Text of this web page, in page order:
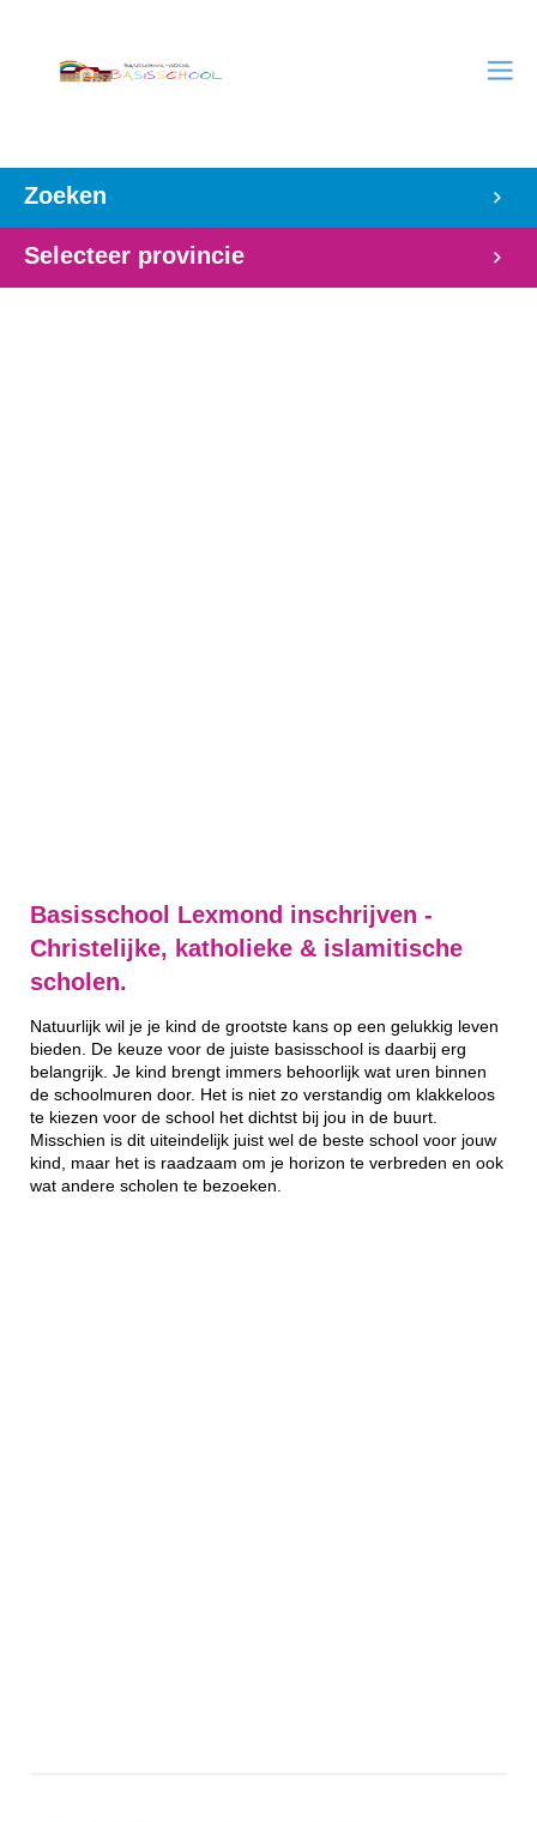
Zoeken
Selecteer provincie
Basisschool Lexmond inschrijven -
Christelijke, katholieke & islamitische
scholen.
Natuurlijk wil je je kind de grootste kans op een gelukkig leven
bieden. De keuze voor de juiste basisschool is daarbij erg
belangrijk. Je kind brengt immers behoorlijk wat uren binnen
de schoolmuren door. Het is niet zo verstandig om klakkeloos
te kiezen voor de school het dichtst bij jou in de buurt.
Misschien is dit uiteindelijk juist wel de beste school voor jouw
kind, maar het is raadzaam om je horizon te verbreden en ook
wat andere scholen te bezoeken.